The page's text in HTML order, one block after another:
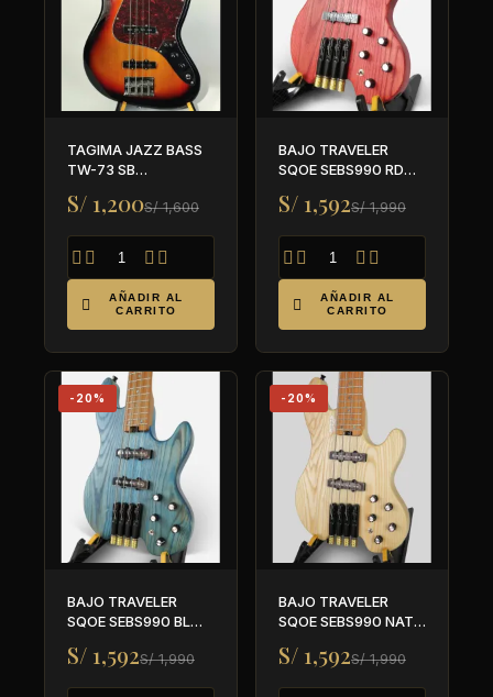
TAGIMA JAZZ BASS
TW-73 SB
S/ 1,200S/ 1,600
   

AÑADIR AL
CARRITO
BAJO TRAVELER
SQOE SEBS990 RD
S/ 1,592S/ 1,990
   

AÑADIR AL
CARRITO
-20%
BAJO TRAVELER
SQOE SEBS990 BL
S/ 1,592S/ 1,990
-20%
BAJO TRAVELER
SQOE SEBS990 NAT
S/ 1,592S/ 1,990